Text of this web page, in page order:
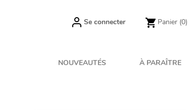
Se connecter Panier (0)
NOUVEAUTÉS À PARAÎTRE